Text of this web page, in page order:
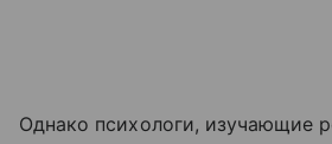
Однако психологи, изучающие